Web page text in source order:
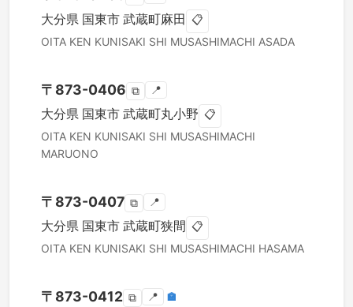
大分県 国東市 武蔵町麻田 📋
OITA KEN KUNISAKI SHI MUSASHIMACHI ASADA
〒 873-0406 ⧉ 📍
大分県 国東市 武蔵町丸小野 📋
OITA KEN KUNISAKI SHI MUSASHIMACHI
MARUONO
〒 873-0407 ⧉ 📍
大分県 国東市 武蔵町狭間 📋
OITA KEN KUNISAKI SHI MUSASHIMACHI HASAMA
〒 873-0412 ⧉ 📍 🏣